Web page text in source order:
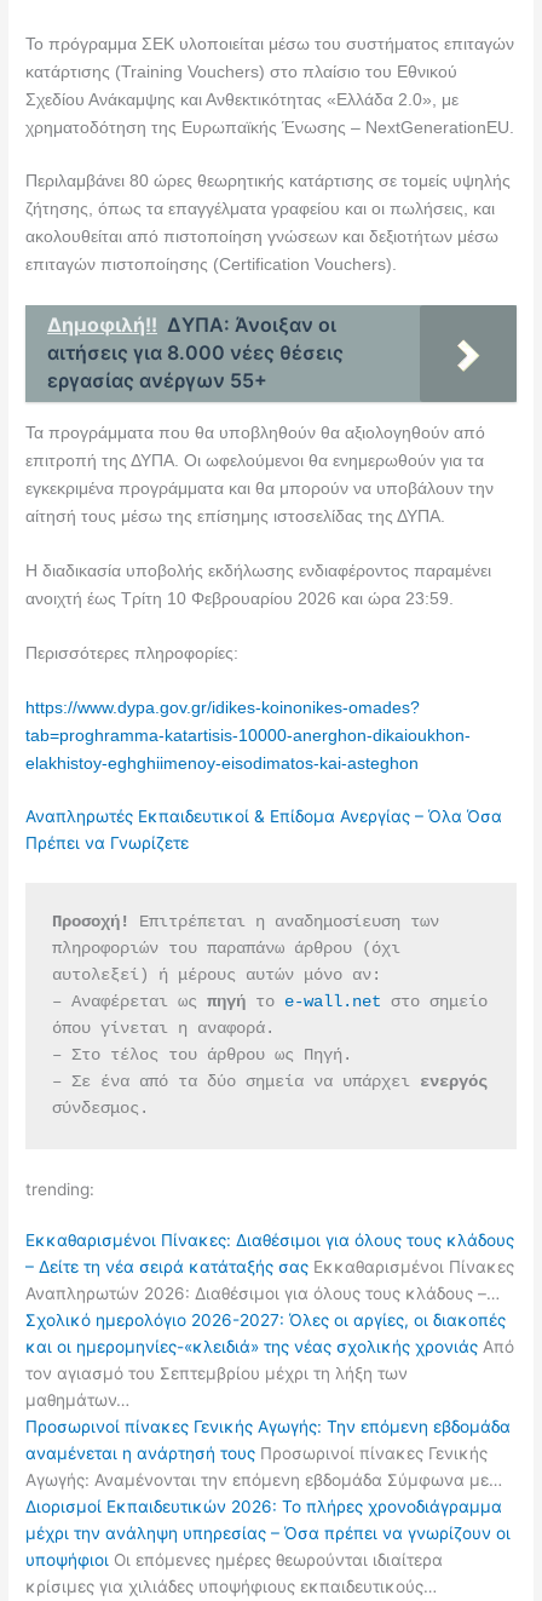
Το πρόγραμμα ΣΕΚ υλοποιείται μέσω του συστήματος επιταγών
κατάρτισης (Training Vouchers) στο πλαίσιο του Εθνικού
Σχεδίου Ανάκαμψης και Ανθεκτικότητας «Ελλάδα 2.0», με
χρηματοδότηση της Ευρωπαϊκής Ένωσης – NextGenerationEU.
Περιλαμβάνει 80 ώρες θεωρητικής κατάρτισης σε τομείς υψηλής
ζήτησης, όπως τα επαγγέλματα γραφείου και οι πωλήσεις, και
ακολουθείται από πιστοποίηση γνώσεων και δεξιοτήτων μέσω
επιταγών πιστοποίησης (Certification Vouchers).
Δημοφιλή!! ΔΥΠΑ: Άνοιξαν οι
αιτήσεις για 8.000 νέες θέσεις
εργασίας ανέργων 55+
Τα προγράμματα που θα υποβληθούν θα αξιολογηθούν από
επιτροπή της ΔΥΠΑ. Οι ωφελούμενοι θα ενημερωθούν για τα
εγκεκριμένα προγράμματα και θα μπορούν να υποβάλουν την
αίτησή τους μέσω της επίσημης ιστοσελίδας της ΔΥΠΑ.
Η διαδικασία υποβολής εκδήλωσης ενδιαφέροντος παραμένει
ανοιχτή έως Τρίτη 10 Φεβρουαρίου 2026 και ώρα 23:59.
Περισσότερες πληροφορίες:
https://www.dypa.gov.gr/idikes-koinonikes-omades?
tab=proghramma-katartisis-10000-anerghon-dikaioukhon-
elakhistoy-eghghiimenoy-eisodimatos-kai-asteghon
Αναπληρωτές Εκπαιδευτικοί & Επίδομα Ανεργίας – Όλα Όσα
Πρέπει να Γνωρίζετε
Προσοχή!
Επιτρέπεται η αναδημοσίευση των
πληροφοριών του παραπάνω άρθρου (όχι
αυτολεξεί) ή μέρους αυτών μόνο αν:
– Αναφέρεται ως πηγή το e-wall.net στο σημείο
όπου γίνεται η αναφορά.
– Στο τέλος του άρθρου ως Πηγή.
– Σε ένα από τα δύο σημεία να υπάρχει
ενεργός
σύνδεσμος.
trending:
Εκκαθαρισμένοι Πίνακες: Διαθέσιμοι για όλους τους κλάδους
– Δείτε τη νέα σειρά κατάταξής σας Εκκαθαρισμένοι Πίνακες
Αναπληρωτών 2026: Διαθέσιμοι για όλους τους κλάδους –…
Σχολικό ημερολόγιο 2026-2027: Όλες οι αργίες, οι διακοπές
και οι ημερομηνίες-«κλειδιά» της νέας σχολικής χρονιάς Από
τον αγιασμό του Σεπτεμβρίου μέχρι τη λήξη των
μαθημάτων…
Προσωρινοί πίνακες Γενικής Αγωγής: Την επόμενη εβδομάδα
αναμένεται η ανάρτησή τους Προσωρινοί πίνακες Γενικής
Αγωγής: Αναμένονται την επόμενη εβδομάδα Σύμφωνα με…
Διορισμοί Εκπαιδευτικών 2026: Το πλήρες χρονοδιάγραμμα
μέχρι την ανάληψη υπηρεσίας – Όσα πρέπει να γνωρίζουν οι
υποψήφιοι Οι επόμενες ημέρες θεωρούνται ιδιαίτερα
κρίσιμες για χιλιάδες υποψήφιους εκπαιδευτικούς…